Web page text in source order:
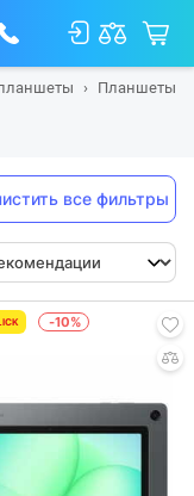
Планшеты
все фильтры
-10%